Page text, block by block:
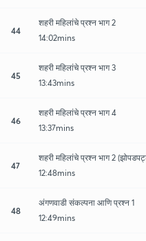
44
शहरी महिलांचे प्रश्न भाग 2
14:02mins
45
शहरी महिलांचे प्रश्न भाग 3
13:43mins
46
शहरी महिलांचे प्रश्न भाग 4
13:37mins
47
शहरी महिलांचे प्रश्न भाग 2
12:48mins
48
अंगणवाडी संकल्पना आणि प्रश्न 1
12:49mins